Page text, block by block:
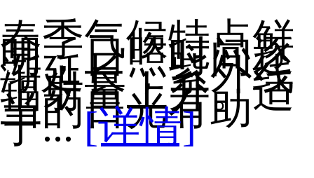
春季气候特点鲜
明，日照时间逐
渐延长，紫外线
辐射量上升。适
当的日光有助
于...[详情]